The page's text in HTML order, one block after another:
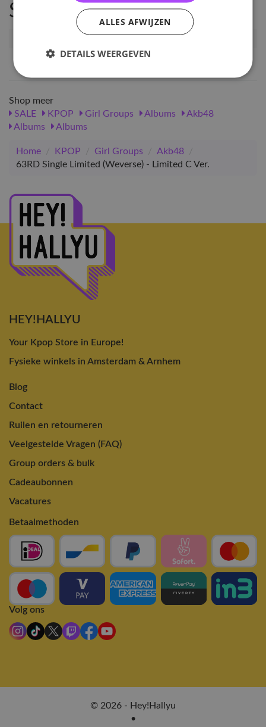
Specificaties
EAN nummer
1000001283982
Shop meer
SALE
KPOP Girl Groups Albums
Akb48
Albums
Albums
Home / KPOP / Girl Groups / Akb48
/
63RD Single Limited (Weverse) - Limited C Ver.
HEY!HALLYU
Your Kpop Store in Europe!
Fysieke winkels in Amsterdam & Arnhem
Blog
Contact
Ruilen en retourneren
Veelgestelde Vragen (FAQ)
Group orders & bulk
Cadeaubonnen
Vacatures
Betaalmethoden
Volg ons
© 2026 - Hey!Hallyu
•
ALLES AFWIJZEN
DETAILS WEERGEVEN